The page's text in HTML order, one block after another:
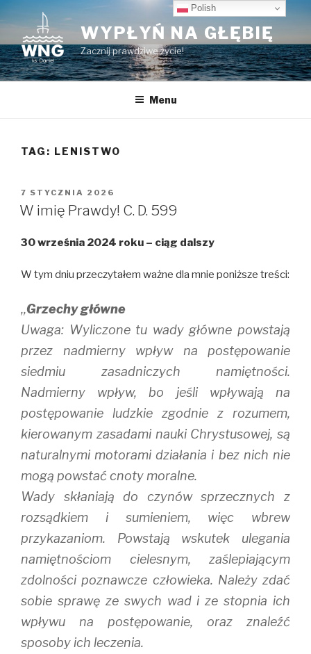
Przeskocz
do
treści
WYPŁYŃ NA GŁĘBIĘ
Zacznij prawdziwe życie!
Menu
TAG: LENISTWO
OPUBLIKOWANE
W
7 STYCZNIA 2026
W imię Prawdy! C. D. 599
30 września 2024 roku – ciąg dalszy
W tym dniu przeczytałem ważne dla mnie poniższe treści:
,,Grzechy główne
Uwaga: Wyliczone tu wady główne powstają
przez nadmierny wpływ na postępowanie
siedmiu zasadniczych namiętności.
Nadmierny wpływ, bo jeśli wpływają na
postępowanie ludzkie zgodnie z rozumem,
kierowanym zasadami nauki Chrystusowej, są
naturalnymi motorami działania i bez nich nie
mogą powstać cnoty moralne.
Wady skłaniają do czynów sprzecznych z
rozsądkiem i sumieniem, więc wbrew
przykazaniom. Powstają wskutek ulegania
namiętnościom cielesnym, zaślepiającym
zdolności poznawcze człowieka. Należy zdać
sobie sprawę ze swych wad i ze stopnia ich
wpływu na postępowanie, oraz znaleźć
sposoby ich leczenia.
Polish